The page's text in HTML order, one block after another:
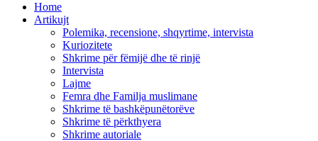
Home
Artikujt
Polemika, recensione, shqyrtime, intervista
Kuriozitete
Shkrime për fëmijë dhe të rinjë
Intervista
Lajme
Femra dhe Familja muslimane
Shkrime të bashkëpunëtorëve
Shkrime të përkthyera
Shkrime autoriale